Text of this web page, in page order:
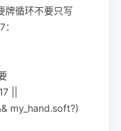
牌循环不要只写
||
my_hand.soft?)